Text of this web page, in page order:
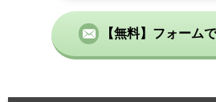
【無料】フォーム